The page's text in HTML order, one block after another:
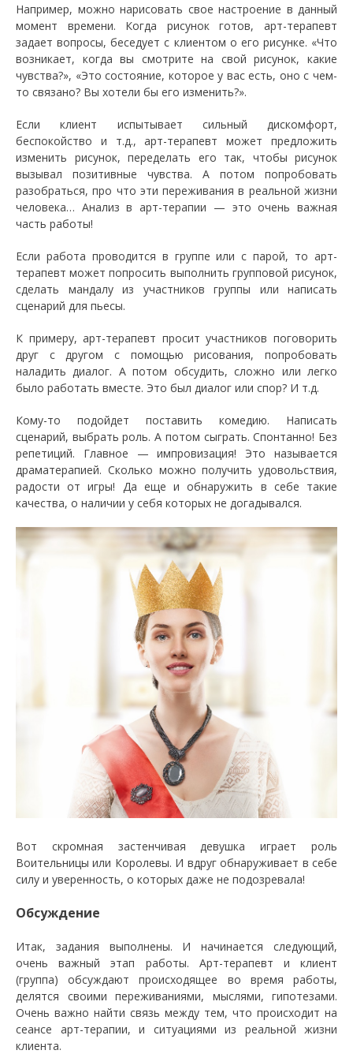
Например, можно нарисовать свое настроение в данный
момент времени. Когда рисунок готов, арт-терапевт
задает вопросы, беседует с клиентом о его рисунке. «Что
возникает, когда вы смотрите на свой рисунок, какие
чувства?», «Это состояние, которое у вас есть, оно с чем-
то связано? Вы хотели бы его изменить?».
Если клиент испытывает сильный дискомфорт,
беспокойство и т.д., арт-терапевт может предложить
изменить рисунок, переделать его так, чтобы рисунок
вызывал позитивные чувства. А потом попробовать
разобраться, про что эти переживания в реальной жизни
человека… Анализ в арт-терапии — это очень важная
часть работы!
Если работа проводится в группе или с парой, то арт-
терапевт может попросить выполнить групповой рисунок,
сделать мандалу из участников группы или написать
сценарий для пьесы.
К примеру, арт-терапевт просит участников поговорить
друг с другом с помощью рисования, попробовать
наладить диалог. А потом обсудить, сложно или легко
было работать вместе. Это был диалог или спор? И т.д.
Кому-то подойдет поставить комедию. Написать
сценарий, выбрать роль. А потом сыграть. Спонтанно! Без
репетиций. Главное — импровизация! Это называется
драматерапией. Сколько можно получить удовольствия,
радости от игры! Да еще и обнаружить в себе такие
качества, о наличии у себя которых не догадывался.
Вот скромная застенчивая девушка играет роль
Воительницы или Королевы. И вдруг обнаруживает в себе
силу и уверенность, о которых даже не подозревала!
Обсуждение
Итак, задания выполнены. И начинается следующий,
очень важный этап работы. Арт-терапевт и клиент
(группа) обсуждают происходящее во время работы,
делятся своими переживаниями, мыслями, гипотезами.
Очень важно найти связь между тем, что происходит на
сеансе арт-терапии, и ситуациями из реальной жизни
клиента.